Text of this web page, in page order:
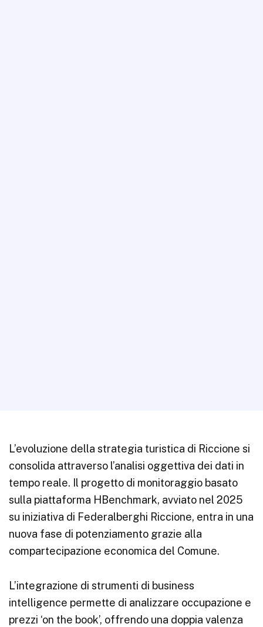
L’evoluzione della strategia turistica di Riccione si
consolida attraverso l’analisi oggettiva dei dati in
tempo reale. Il progetto di monitoraggio basato
sulla piattaforma HBenchmark, avviato nel 2025
su iniziativa di Federalberghi Riccione, entra in una
nuova fase di potenziamento grazie alla
compartecipazione economica del Comune.
L’integrazione di strumenti di business
intelligence permette di analizzare occupazione e
prezzi ‘on the book’, offrendo una doppia valenza